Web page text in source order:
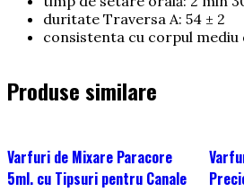
duritate Traversa A: 54 ± 2
consistenta cu corpul mediu
Produse similare
Varfuri de Mixare Paracore
5ml. cu Tipsuri pentru Canale